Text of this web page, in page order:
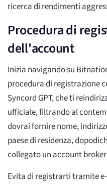
ricerca di rendimenti
Procedura di
dell'account
Inizia navigando su
procedura di registrazione
Syncord GPT, che ti
ufficiale, filtrando al
dovrai fornire nome,
paese di residenza,
collegato un account
Evita di registrarti tramite